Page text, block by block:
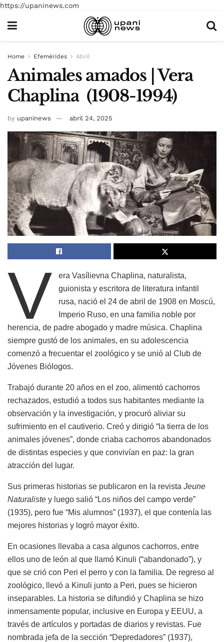
https://upaninews.com
Home Efemérides Abril
Animales amados | Vera
Chaplina (1908-1994)
by upaninews abril 24, 2025
V
era Vasílievna Chaplina, naturalista,
guionista y escritora de literatura infantil
rusa, nació el 24 de abril de 1908 en Moscú,
Imperio Ruso, en una familia noble por
herencia, de padre abogado y madre música. Chaplina
siempre gustó de los animales, en su adolescencia
comenzó a frecuentar el zoológico y se unió al Club de
Jóvenes Biólogos.
Trabajó durante 20 años en el zoo, alimentó cachorros
rechazados, estudió a todos sus habitantes mediante la
observación y la investigación, y procuró aliviar su
sufrimiento en el cautiverio. Creó y dirigió “la tierra de los
animales jóvenes”, donde criaba cachorros abandonados
de distintas especies y que convivían en paz: la gran
atracción del lugar.
Sus primeras historias se publicaron en la revista Jeune
Naturaliste y luego salió “Los niños del campo verde”
(1935), pero fue “Mis alumnos” (1937), el que contenía las
mejores historias y logró mayor éxito.
En ocasiones llevaba a casa algunos cachorros, entre
ellos uno de león al que llamó Kinuli (“abandonado”), y
que se crió con Peri el perro y con la familia. De regreso al
zoológico, llevó a Kinuli junto a Peri, pues se hicieron
inseparables. La historia se difundió y Chaplina se hizo
inmensamente popular, inclusive en Europa y EEUU, a
través de artículos y portadas de diarios y revistas. Fue
nombrada jefa de la sección “Depredadores” (1937),